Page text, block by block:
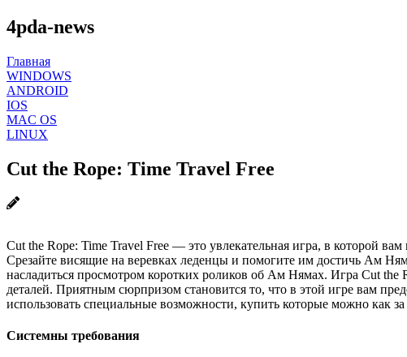
4pda-news
Главная
WINDOWS
ANDROID
IOS
MAC OS
LINUX
Cut the Rope: Time Travel Free
Cut the Rope: Time Travel Free — это увлекательная игра, в которой
Срезайте висящие на веревках леденцы и помогите им достичь Ам
насладиться просмотром коротких роликов об Ам Нямах. Игра Cut
деталей. Приятным сюрпризом становится то, что в этой игре вам
использовать специальные возможности, купить которые можно как
Системны требования